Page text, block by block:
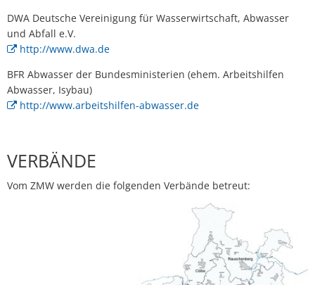
DWA Deutsche Vereinigung für Wasserwirtschaft, Abwasser
und Abfall e.V.
http://www.dwa.de
BFR Abwasser der Bundesministerien (ehem. Arbeitshilfen
Abwasser, Isybau)
http://www.arbeitshilfen-abwasser.de
VERBÄNDE
Vom ZMW werden die folgenden Verbände betreut: